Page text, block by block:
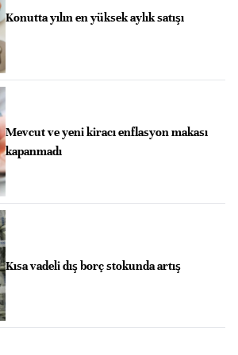
Konutta yılın en yüksek aylık satışı
Mevcut ve yeni kiracı enflasyon makası
kapanmadı
Kısa vadeli dış borç stokunda artış